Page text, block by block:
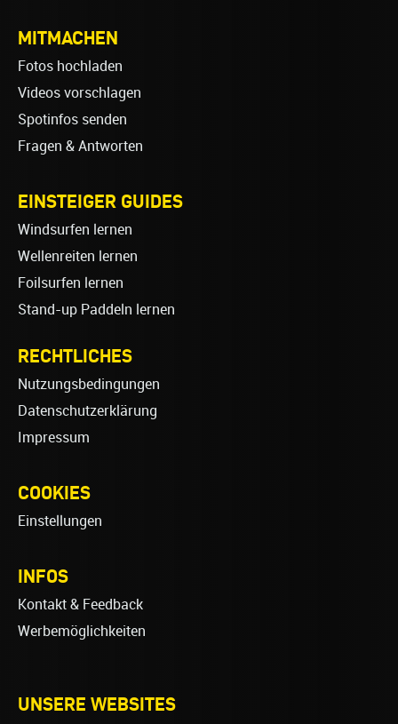
MITMACHEN
Fotos hochladen
Videos vorschlagen
Spotinfos senden
Fragen & Antworten
EINSTEIGER GUIDES
Windsurfen lernen
Wellenreiten lernen
Foilsurfen lernen
Stand-up Paddeln lernen
RECHTLICHES
Nutzungsbedingungen
Datenschutzerklärung
Impressum
COOKIES
Einstellungen
INFOS
Kontakt & Feedback
Werbemöglichkeiten
UNSERE WEBSITES